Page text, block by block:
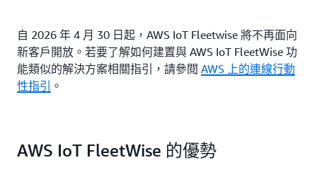
自 2026 年 4 月 30 日起，AWS IoT Fleetwise 將不再面向
新客戶開放。若要了解如何建置與 AWS IoT FleetWise 功
能類似的解決方案相關指引，請參閱 AWS 上的連線行動
性指引 。
AWS IoT FleetWise 的優勢